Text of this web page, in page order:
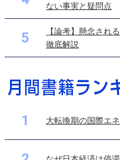
ない事実と疑問点
5
【論考】懸念され
徹底解説
1 大転換期の国際エ